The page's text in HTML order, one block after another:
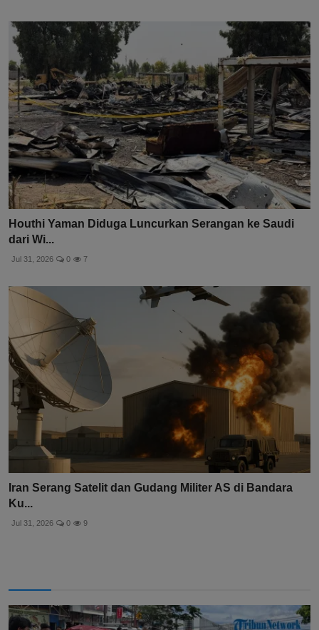
Houthi Yaman Diduga Luncurkan Serangan ke Saudi
dari Wi...
Jul 31, 2026 0 7
Iran Serang Satelit dan Gudang Militer AS di Bandara
Ku...
Jul 31, 2026 0 9